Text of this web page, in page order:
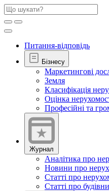
Питання-відповідь
Бізнесу
Маркетингові
Земля
Класифікація
Оцінка
Професійні та
Журнал
Аналітика про
Новини про
Статті про
Статті про